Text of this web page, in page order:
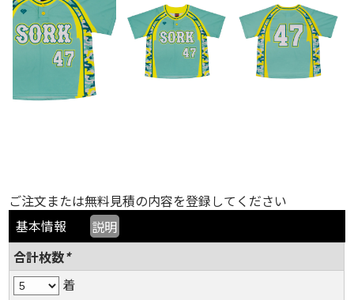
ご注文または無料見積の内容を登録してください
基本情報
説明
合計枚数*
着